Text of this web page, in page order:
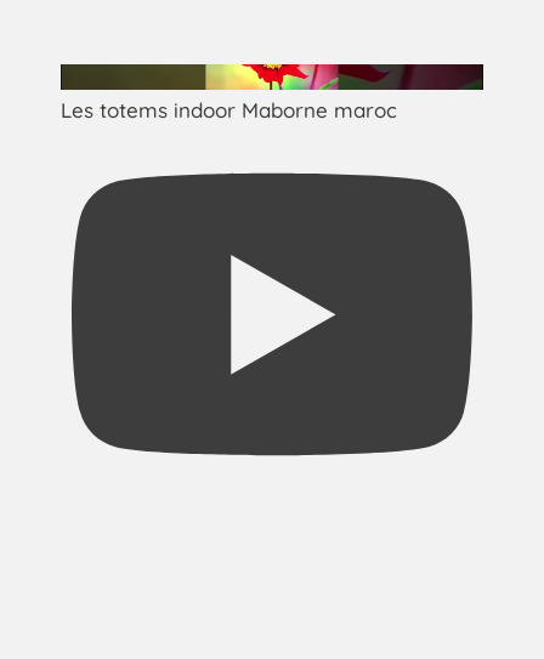
Les totems indoor Maborne maroc